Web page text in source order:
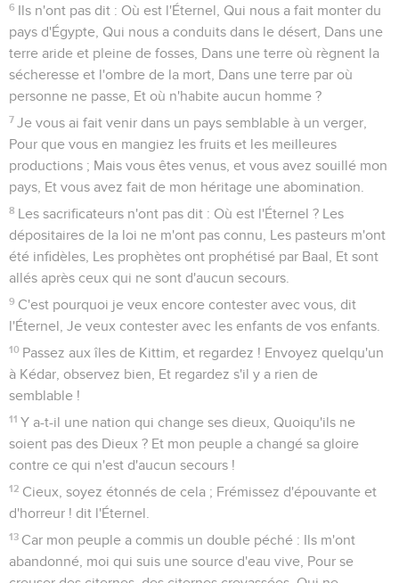
6 Ils n'ont pas dit : Où est l'Éternel, Qui nous a fait monter du
pays d'Égypte, Qui nous a conduits dans le désert, Dans une
terre aride et pleine de fosses, Dans une terre où règnent la
sécheresse et l'ombre de la mort, Dans une terre par où
personne ne passe, Et où n'habite aucun homme ?
7 Je vous ai fait venir dans un pays semblable à un verger,
Pour que vous en mangiez les fruits et les meilleures
productions ; Mais vous êtes venus, et vous avez souillé mon
pays, Et vous avez fait de mon héritage une abomination.
8 Les sacrificateurs n'ont pas dit : Où est l'Éternel ? Les
dépositaires de la loi ne m'ont pas connu, Les pasteurs m'ont
été infidèles, Les prophètes ont prophétisé par Baal, Et sont
allés après ceux qui ne sont d'aucun secours.
9 C'est pourquoi je veux encore contester avec vous, dit
l'Éternel, Je veux contester avec les enfants de vos enfants.
10 Passez aux îles de Kittim, et regardez ! Envoyez quelqu'un
à Kédar, observez bien, Et regardez s'il y a rien de
semblable !
11 Y a-t-il une nation qui change ses dieux, Quoiqu'ils ne
soient pas des Dieux ? Et mon peuple a changé sa gloire
contre ce qui n'est d'aucun secours !
12 Cieux, soyez étonnés de cela ; Frémissez d'épouvante et
d'horreur ! dit l'Éternel.
13 Car mon peuple a commis un double péché : Ils m'ont
abandonné, moi qui suis une source d'eau vive, Pour se